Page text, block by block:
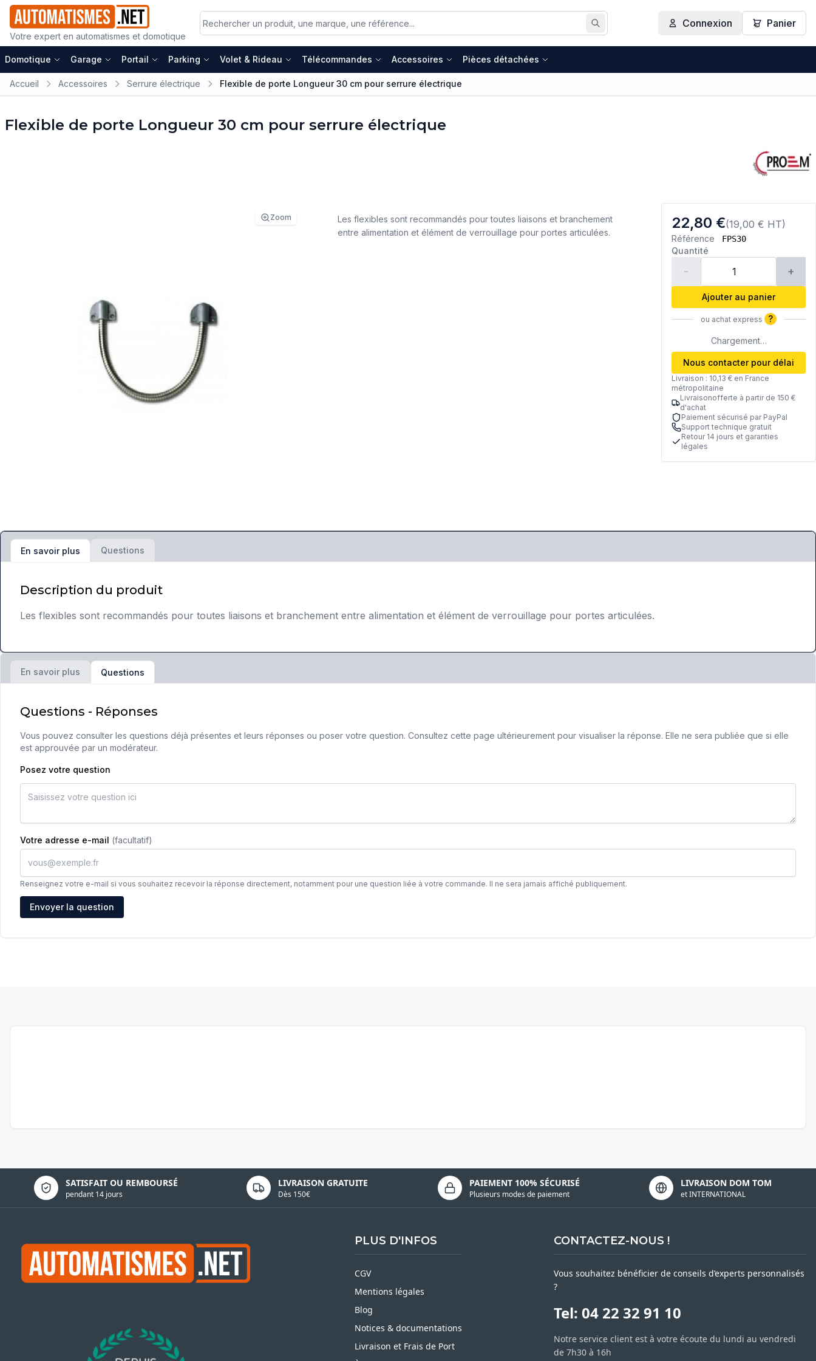
Votre expert en automatismes et domotique
Rechercher
Connexion Panier
Domotique Garage Portail Parking Volet & Rideau Télécommandes Accessoires Pièces détachées
Accueil Accessoires Serrure électrique Flexible de porte Longueur 30 cm pour serrure électrique
Flexible de porte Longueur 30 cm pour serrure électrique
Zoom 22,80 €(19,00 € HT)
Référence FPS30
Quantité
- +
Ajouter au panier
ou achat express ?
Chargement…
Nous contacter pour délai
Livraison : 10,13 € en France
métropolitaine
Livraisonofferte à partir de 150 €
d'achat
Paiement sécurisé par PayPal
Support technique gratuit
Retour 14 jours et garanties
légales
Les flexibles sont recommandés pour toutes liaisons et branchement
entre alimentation et élément de verrouillage pour portes articulées.
En savoir plus Questions
Description du produit
Les flexibles sont recommandés pour toutes liaisons et branchement entre alimentation et élément de verrouillage pour portes articulées.
En savoir plus Questions
Questions - Réponses
Vous pouvez consulter les questions déjà présentes et leurs réponses ou poser votre question. Consultez cette page ultérieurement pour visualiser la réponse. Elle ne sera publiée que si elle
est approuvée par un modérateur.
Posez votre question
Votre adresse e-mail (facultatif)
Renseignez votre e-mail si vous souhaitez recevoir la réponse directement, notamment pour une question liée à votre commande. Il ne sera jamais affiché publiquement.
Adresse e-mail
Envoyer la question
SATISFAIT OU REMBOURSÉ
pendant 14 jours
Politique de confidentialité LIVRAISON GRATUITE
Dès 150€
PAIEMENT 100% SÉCURISÉ
Plusieurs modes de paiement
LIVRAISON DOM TOM
et INTERNATIONAL
PLUS D'INFOS
CGV
Mentions légales
Blog
Notices & documentations
Livraison et Frais de Port
CONTACTEZ-NOUS !
Vous souhaitez bénéficier de conseils d’experts personnalisés
?
Tel: 04 22 32 91 10
Notre service client est à votre écoute du lundi au vendredi
de 7h30 à 16h